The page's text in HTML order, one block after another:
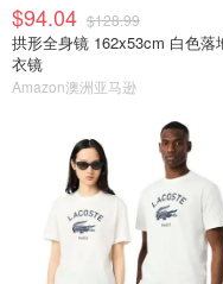
$94.04 $128.99
拱形全身镜 162x53cm 白色落
衣镜
Amazon澳洲亚马逊